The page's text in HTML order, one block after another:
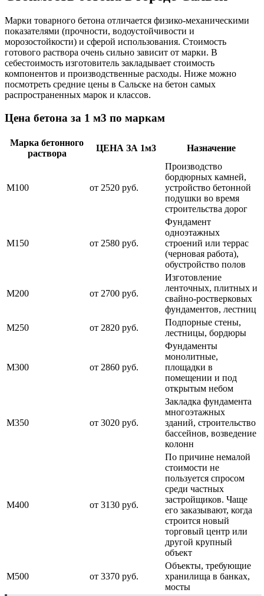
Марки товарного бетона отличается физико-механическими
показателями (прочности, водоустойчивости и
морозостойкости) и сферой использования. Стоимость
готового раствора очень сильно зависит от марки. В
себестоимость изготовитель закладывает стоимость
компонентов и производственные расходы. Ниже можно
посмотреть средние цены в Сальске на бетон самых
распространенных марок и классов.
Цена бетона за 1 м3 по маркам
Марка бетонного
раствора
ЦЕНА ЗА 1м3 Назначение
М100 от 2520 руб.
Производство
бордюрных камней,
устройство бетонной
подушки во время
строительства дорог
М150 от 2580 руб.
Фундамент
одноэтажных
строений или террас
(черновая работа),
обустройство полов
М200 от 2700 руб.
Изготовление
ленточных, плитных и
свайно-ростверковых
фундаментов, лестниц
М250
от 2820 руб.
Подпорные стены,
лестницы, бордюры
М300 от 2860 руб.
Фундаменты
монолитные,
площадки в
помещении и под
открытым небом
М350 от 3020 руб.
Закладка фундамента
многоэтажных
зданий, строительство
бассейнов, возведение
колонн
М400 от 3130 руб.
По причине немалой
стоимости не
пользуется спросом
среди частных
застройщиков. Чаще
его заказывают, когда
строится новый
торговый центр или
другой крупный
объект
М500 от 3370 руб.
Объекты, требующие
хранилища в банках,
мосты